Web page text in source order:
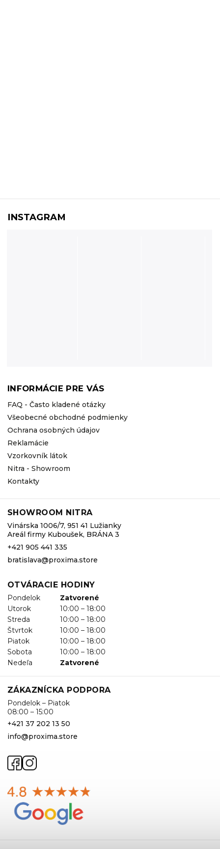
INFORMÁCIE PRE VÁS
FAQ - Často kladené otázky
Všeobecné obchodné podmienky
Ochrana osobných údajov
Reklamácie
Vzorkovník látok
Nitra - Showroom
Kontakty
SHOWROOM NITRA
Vinárska 1006/7, 951 41 Lužianky
Areál firmy Kuboušek, BRÁNA 3
+421 905 441 335
bratislava@proxima.store
OTVÁRACIE HODINY
Pondelok
Zatvorené
Utorok
10:00 – 18:00
Streda
10:00 – 18:00
Štvrtok
10:00 – 18:00
Piatok
10:00 – 18:00
Sobota
10:00 – 18:00
Nedeľa
Zatvorené
ZÁKAZNÍCKA PODPORA
Pondelok – Piatok
08:00 – 15:00
+421 37 202 13 50
info@proxima.store
INSTAGRAM